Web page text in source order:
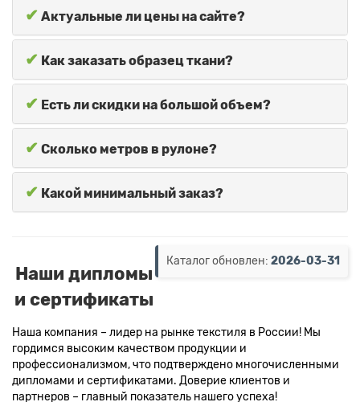
✔ Актуальные ли цены на сайте?
✔ Как заказать образец ткани?
✔ Есть ли скидки на большой объем?
✔ Сколько метров в рулоне?
✔ Какой минимальный заказ?
Каталог обновлен: 2026-03-31
Наши дипломы
и сертификаты
Наша компания – лидер на рынке текстиля в России! Мы
гордимся высоким качеством продукции и
профессионализмом, что подтверждено многочисленными
дипломами и сертификатами. Доверие клиентов и
партнеров – главный показатель нашего успеха!